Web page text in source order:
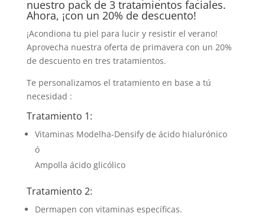
nuestro pack de 3 tratamientos faciales.
Ahora, ¡con un 20% de descuento!
¡Acondiona tu piel para lucir y resistir el verano!
Aprovecha nuestra oferta de primavera con un 20%
de descuento en tres tratamientos.
Te personalizamos el tratamiento en base a tú
necesidad :
Tratamiento 1:
Vitaminas Modelha-Densify de ácido hialurónico
ó
Ampolla ácido glicólico
Tratamiento 2:
Dermapen con vitaminas específicas.